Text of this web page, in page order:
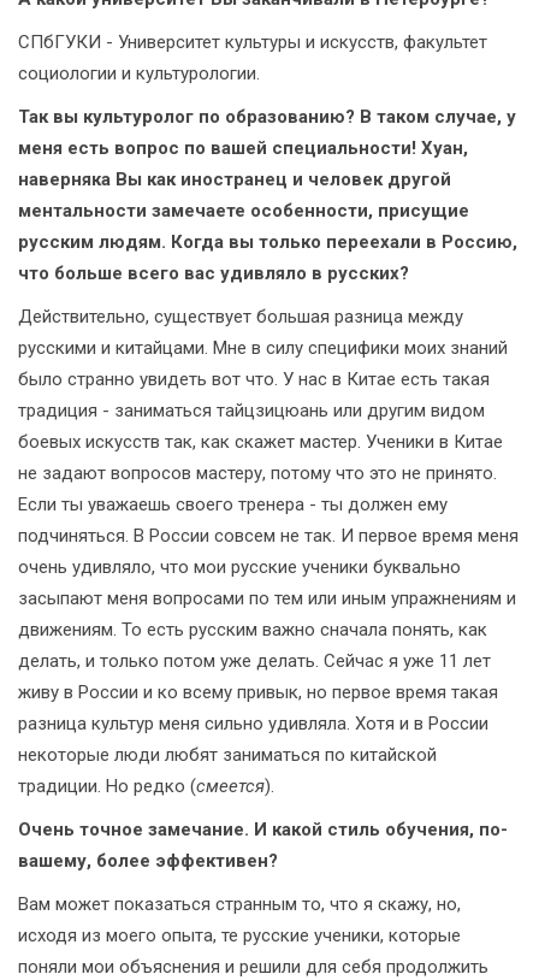
СПбГУКИ - Университет культуры и искусств, факультет
социологии и культурологии.
Так вы культуролог по образованию? В таком случае, у
меня есть вопрос по вашей специальности! Хуан,
наверняка Вы как иностранец и человек другой
ментальности замечаете особенности, присущие
русским людям. Когда вы только переехали в Россию,
что больше всего вас удивляло в русских?
Действительно, существует большая разница между
русскими и китайцами. Мне в силу специфики моих знаний
было странно увидеть вот что. У нас в Китае есть такая
традиция - заниматься тайцзицюань или другим видом
боевых искусств так, как скажет мастер. Ученики в Китае
не задают вопросов мастеру, потому что это не принято.
Если ты уважаешь своего тренера - ты должен ему
подчиняться. В России совсем не так. И первое время меня
очень удивляло, что мои русские ученики буквально
засыпают меня вопросами по тем или иным упражнениям и
движениям. То есть русским важно сначала понять, как
делать, и только потом уже делать. Сейчас я уже 11 лет
живу в России и ко всему привык, но первое время такая
разница культур меня сильно удивляла. Хотя и в России
некоторые люди любят заниматься по китайской
традиции. Но редко (смеется).
Очень точное замечание. И какой стиль обучения, по-
вашему, более эффективен?
Вам может показаться странным то, что я скажу, но,
исходя из моего опыта, те русские ученики, которые
поняли мои объяснения и решили для себя продолжить